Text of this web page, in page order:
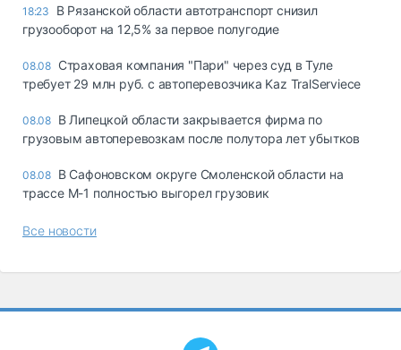
18:23
В Рязанской области автотранспорт снизил
грузооборот на 12,5% за первое полугодие
08.08 Страховая компания "Пари" через суд в Туле
требует 29 млн руб. с автоперевозчика Kaz TralServiece
08.08 В Липецкой области закрывается фирма по
грузовым автоперевозкам после полутора лет убытков
08.08 В Сафоновском округе Смоленской области на
трассе М-1 полностью выгорел грузовик
Все новости